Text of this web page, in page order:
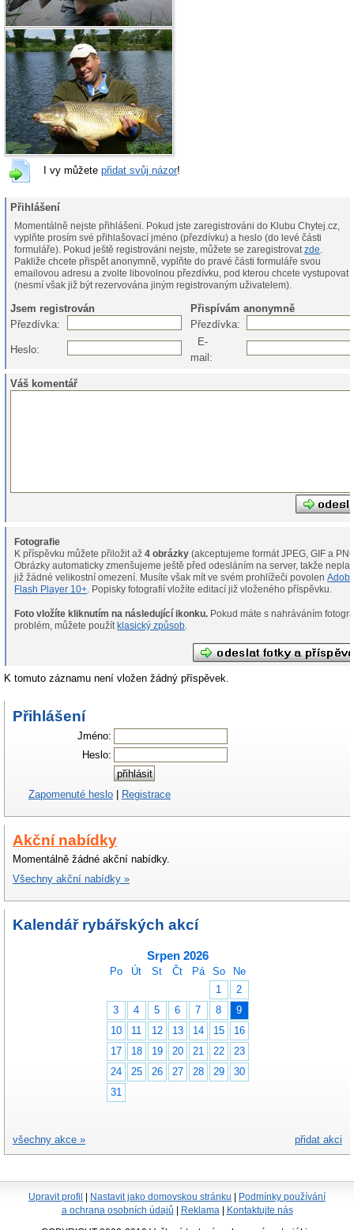
I vy můžete přidat svůj názor!
Přihlášení
Momentálně nejste přihlášeni. Pokud jste zaregistrováni do Klubu Chytej.cz,
vyplňte prosím své přihlašovací jméno (přezdívku) a heslo (do levé části
formuláře). Pokud ještě registrováni nejste, můžete se zaregistrovatzde.
Pakliže chcete přispět anonymně, vyplňte do pravé části formuláře svou
emailovou adresu a zvolte libovolnou přezdívku, pod kterou chcete vystupovat
(nesmí však již být rezervována jiným registrovaným uživatelem).
Jsem registrován
Přispívám anonymně
Přezdívka:
Přezdívka:
Heslo:
E-
mail:
Váš komentář
Fotografie
K příspěvku můžete přiložit až4 obrázky (akceptujeme formát JPEG, GIF a
Obrázky automaticky zmenšujeme ještě před odesláním na server, takže
již žádné velikostní omezení. Musíte však mít ve svém prohlížeči povolen
Flash Player 10+ . Popisky fotografií vložíte editací již vloženého příspěvku.
Foto vložíte kliknutím na následující ikonku.
problém, můžete použít klasický způsob.
K tomuto záznamu není vložen žádný příspěvek.
Přihlášení
Jméno:
Heslo:
Zapomenuté heslo Registrace
Akční nabídky
Momentálně žádné akční nabídky.
Všechny akční nabídky »
Kalendář rybářských akcí
Srpen 2026
Po Út St Čt Pá So
Ne
1
2
3
4 5 6 7 8
9
10
11 12 13 14 15
16
17
18 19 20 21 22
23
24
25 26 27 28 29
30
31
přidat akci
všechny akce »
Upravit profil Nastavit jako domovskou stránku
Podmínky používání
a ochrana osobních údajů
Reklama Kontaktujte nás